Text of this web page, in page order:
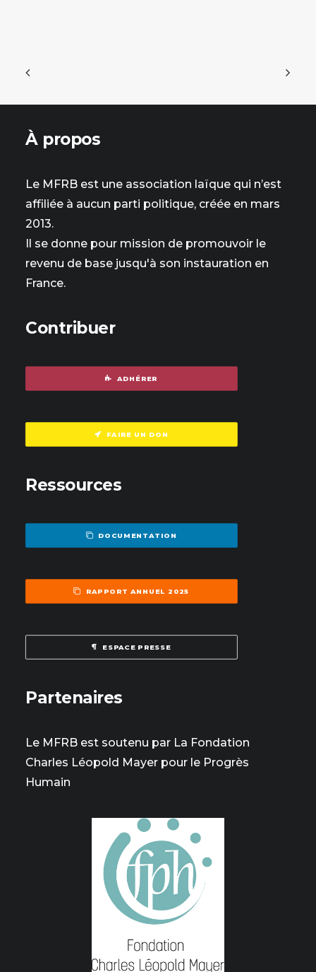
À propos
Le MFRB est une association laïque qui n’est
affiliée à aucun parti politique, créée en mars
2013.
Il se donne pour mission de promouvoir le
revenu de base jusqu'à son instauration en
France.
Contribuer
ADHÉRER
FAIRE UN DON
Ressources
DOCUMENTATION
RAPPORT ANNUEL 2025
ESPACE PRESSE
Partenaires
Le MFRB est soutenu par La Fondation
Charles Léopold Mayer pour le Progrès
Humain